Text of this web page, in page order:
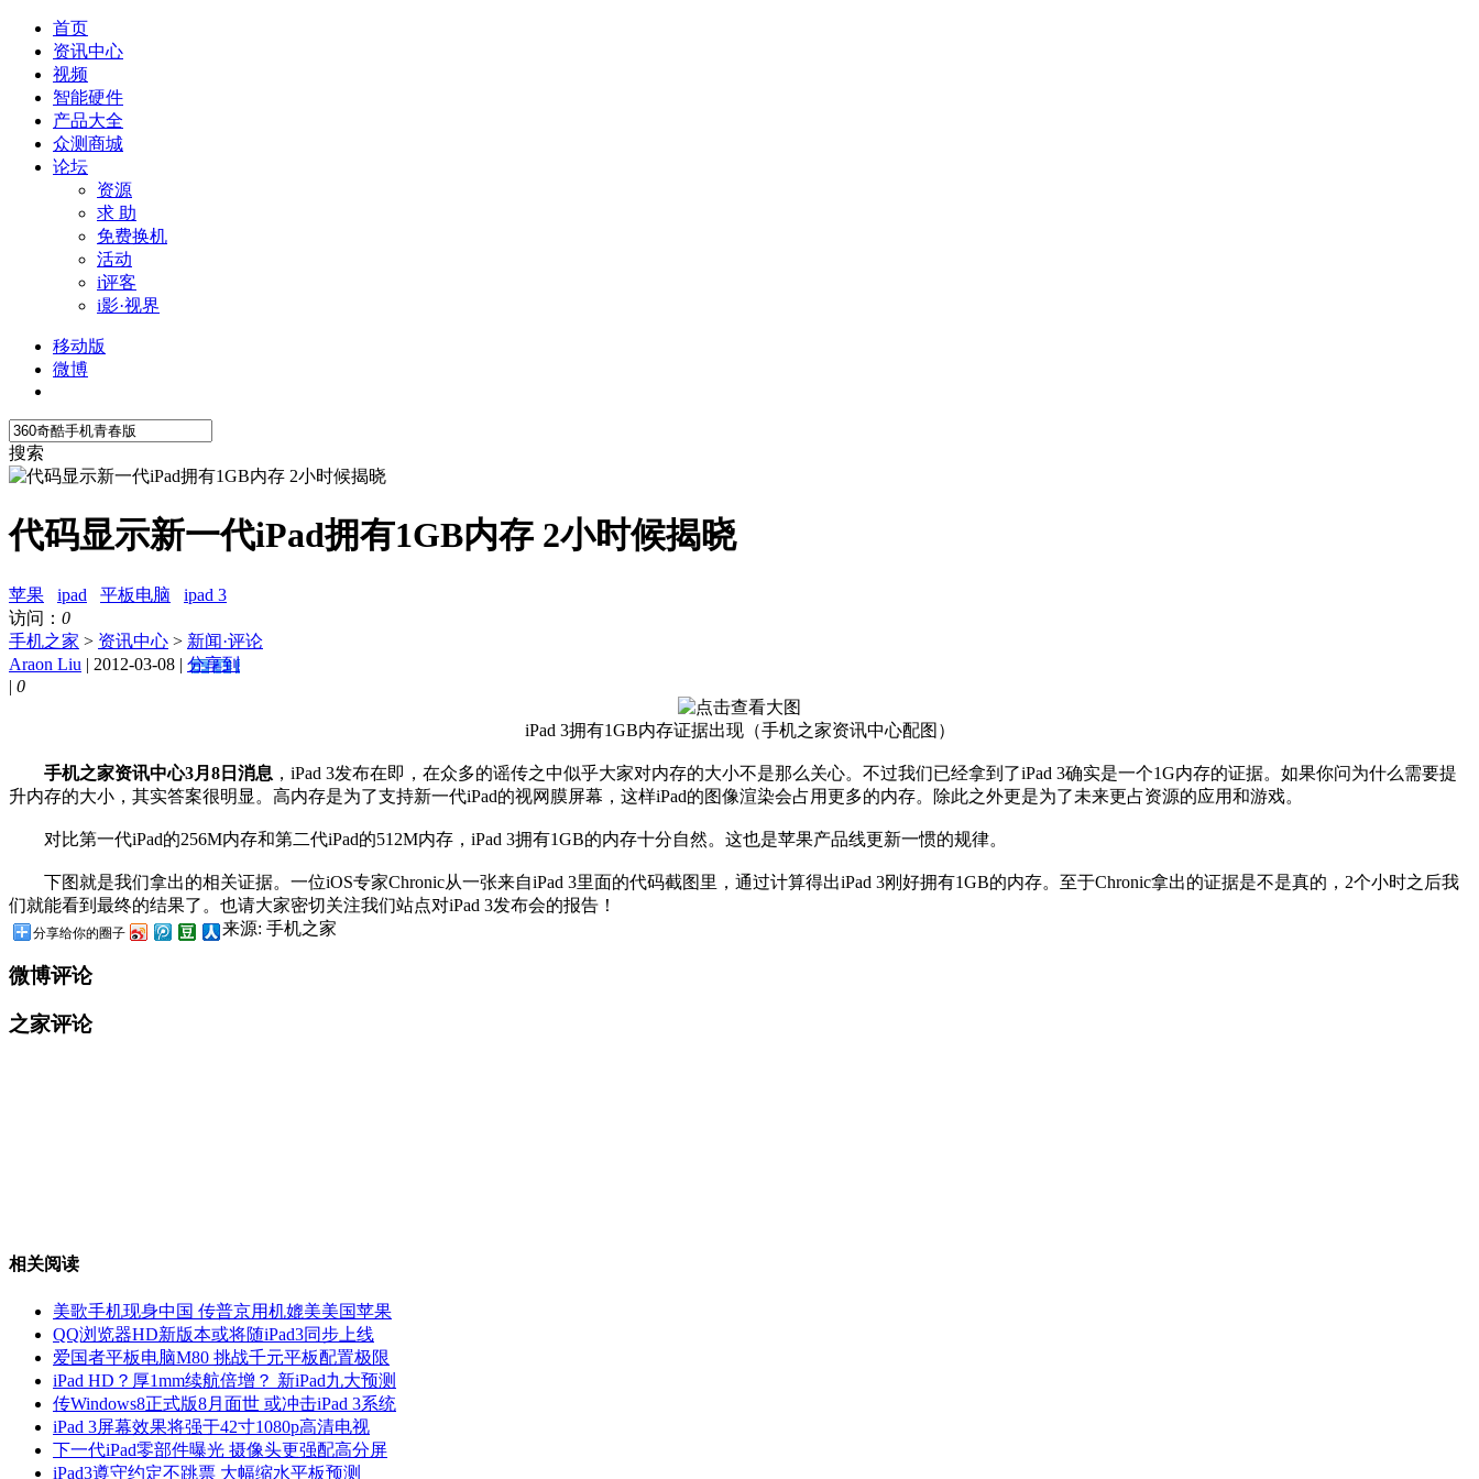
首页
资讯中心
视频
智能硬件
产品大全
众测商城
论坛
资源
求 助
免费换机
活动
i评客
i影·视界
移动版
微博
搜索
代码显示新一代iPad拥有1GB内存 2小时候揭晓
苹果 ipad 平板电脑
ipad 3
访问： 0
手机之家 > 资讯中心 > 新闻·评论
Araon Liu | 2012-03-08 | 分享到
| 0
iPad 3拥有1GB内存证据出现（手机之家资讯中心配图）
手机之家资讯中心3月8日消息 ，iPad 3发布在即，在众多的谣传之中似乎大家对内存的大小不是那么关心。不过我们已经拿到了iPad 3确实是一个1G内存的证据。如果你问为什么需要提
升内存的大小，其实答案很明显。高内存是为了支持新一代iPad的视网膜屏幕，这样iPad的图像渲染会占用更多的内存。除此之外更是为了未来更占资源的应用和游戏。
对比第一代iPad的256M内存和第二代iPad的512M内存，iPad 3拥有1GB的内存十分自然。这也是苹果产品线更新一惯的规律。
下图就是我们拿出的相关证据。一位iOS专家Chronic从一张来自iPad 3里面的代码截图里，通过计算得出iPad 3刚好拥有1GB的内存。至于Chronic拿出的证据是不是真的，2个小时之后我
们就能看到最终的结果了。也请大家密切关注我们站点对iPad 3发布会的报告！
分享给你的圈子 来源: 手机之家
微博评论
之家评论
相关阅读
美歌手机现身中国 传普京用机媲美美国苹果
QQ浏览器HD新版本或将随iPad3同步上线
爱国者平板电脑M80 挑战千元平板配置极限
iPad HD？厚1mm续航倍增？ 新iPad九大预测
传Windows8正式版8月面世 或冲击iPad 3系统
iPad 3屏幕效果将强于42寸1080p高清电视
下一代iPad零部件曝光 摄像头更强配高分屏
iPad3遵守约定不跳票 大幅缩水平板预测